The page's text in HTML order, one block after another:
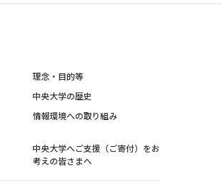
理念・目的等
中央大学の歴史
情報環境への取り組み
中央大学へご支援（ご寄付）をお
考えの皆さまへ